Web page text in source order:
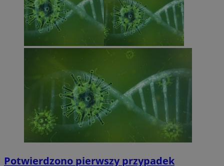
Potwierdzono pierwszy przypadek